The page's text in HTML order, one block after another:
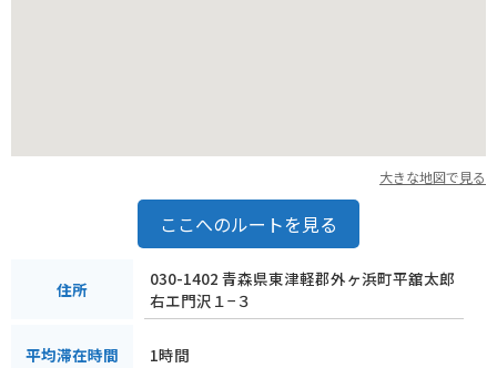
大きな地図で見る
ここへのルートを見る
住所
030-1402 青森県東津軽郡外ヶ浜町平舘太郎
右エ門沢１−３
平均滞在時間 1時間